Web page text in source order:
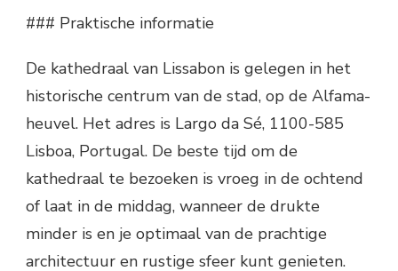
### Praktische informatie
De kathedraal van Lissabon is gelegen in het
historische centrum van de stad, op de Alfama-
heuvel. Het adres is Largo da Sé, 1100-585
Lisboa, Portugal. De beste tijd om de
kathedraal te bezoeken is vroeg in de ochtend
of laat in de middag, wanneer de drukte
minder is en je optimaal van de prachtige
architectuur en rustige sfeer kunt genieten.